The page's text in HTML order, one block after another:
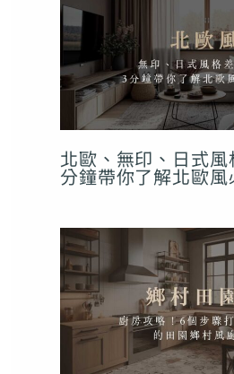
北歐、無印、日式
分鐘帶你了解北歐